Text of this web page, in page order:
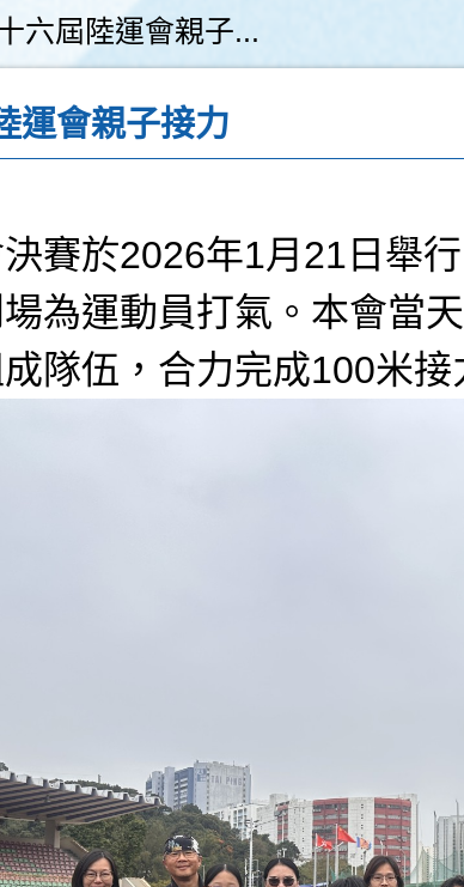
六屆陸運會親子...
運會親子接力
賽於2026年1月21日舉
為運動員打氣。本會當
隊伍，合力完成100米接